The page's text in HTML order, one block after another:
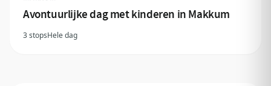
Avontuurlijke dag met kinderen in Makkum
3 stopsHele dag